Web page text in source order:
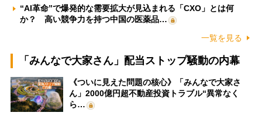
“AI革命”で爆発的な需要拡大が見込まれる「CXO」とは何
か？ 高い競争力を持つ中国の医薬品…
一覧を見る
「みんなで大家さん」配当ストップ騒動の内幕
《ついに見えた問題の核心》「みんなで大家さ
ん」2000億円超不動産投資トラブル“異常なく
ら…